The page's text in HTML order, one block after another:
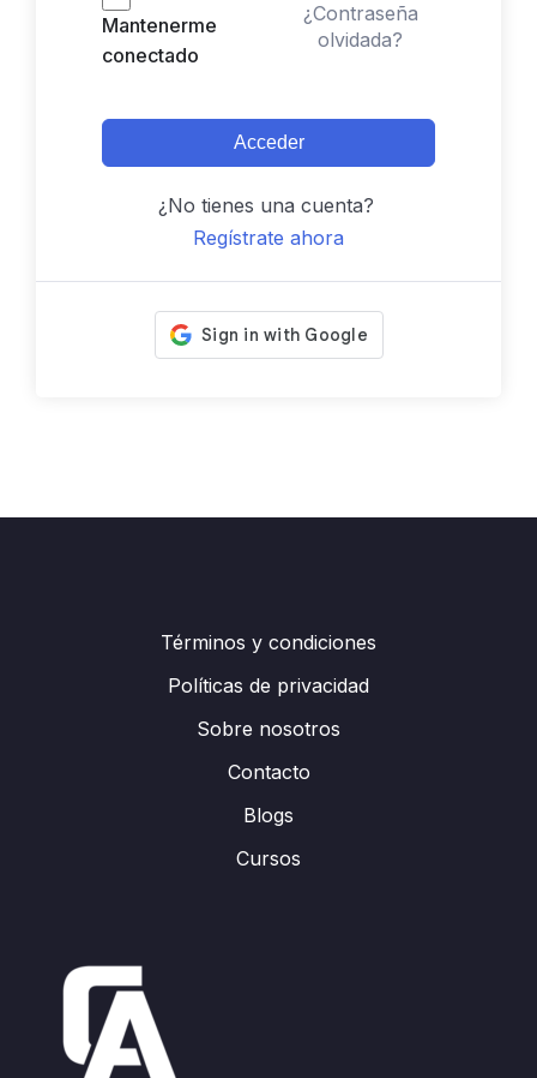
Mantenerme
conectado
¿Contraseña
olvidada?
Acceder
¿No tienes una cuenta?
Regístrate ahora
Términos y condiciones
Políticas de privacidad
Sobre nosotros
Contacto
Blogs
Cursos